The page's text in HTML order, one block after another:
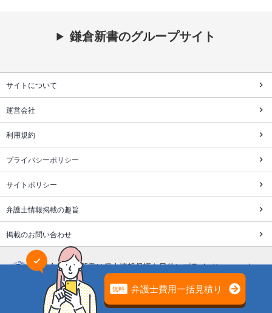
鎌倉新書のグループサイト
サイトについて
運営会社
利用規約
プライバシーポリシー
サイトポリシー
弁護士情報掲載の趣旨
掲載のお問い合わせ
株式会社鎌倉新書は個人情報保護を目的にプライバシーマーク
を取得しています。
「遺産相続弁護士ガイド」の運営、サポートはライフエンディ